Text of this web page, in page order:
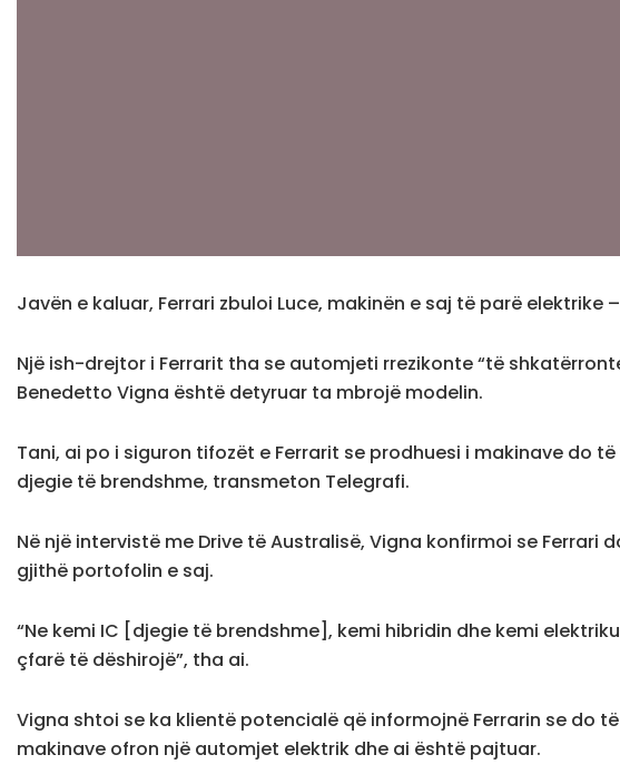
Javën e kaluar, Ferrari zbuloi Luce, makinën e saj të parë
Një ish-drejtor i Ferrarit tha se automjeti rrezikonte “të
Benedetto Vigna është detyruar ta mbrojë modelin.
Tani, ai po i siguron tifozët e Ferrarit se prodhuesi i makinave do
djegie të brendshme, transmeton Telegrafi.
Në një intervistë me Drive të Australisë, Vigna konfirmoi se Ferrari
gjithë portofolin e saj.
“Ne kemi IC [djegie të brendshme], kemi hibridin dhe kemi
çfarë të dëshirojë”, tha ai.
Vigna shtoi se ka klientë potencialë që informojnë Ferrarin se do
makinave ofron një automjet elektrik dhe ai është pajtuar.